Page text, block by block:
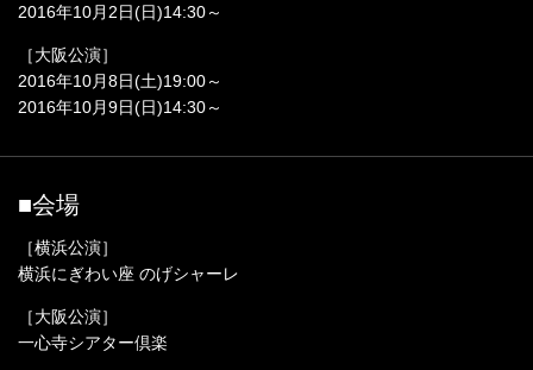
2016年10月2日(日)14:30～
［大阪公演］
2016年10月8日(土)19:00～
2016年10月9日(日)14:30～
■会場
［横浜公演］
横浜にぎわい座 のげシャーレ
［大阪公演］
一心寺シアター倶楽